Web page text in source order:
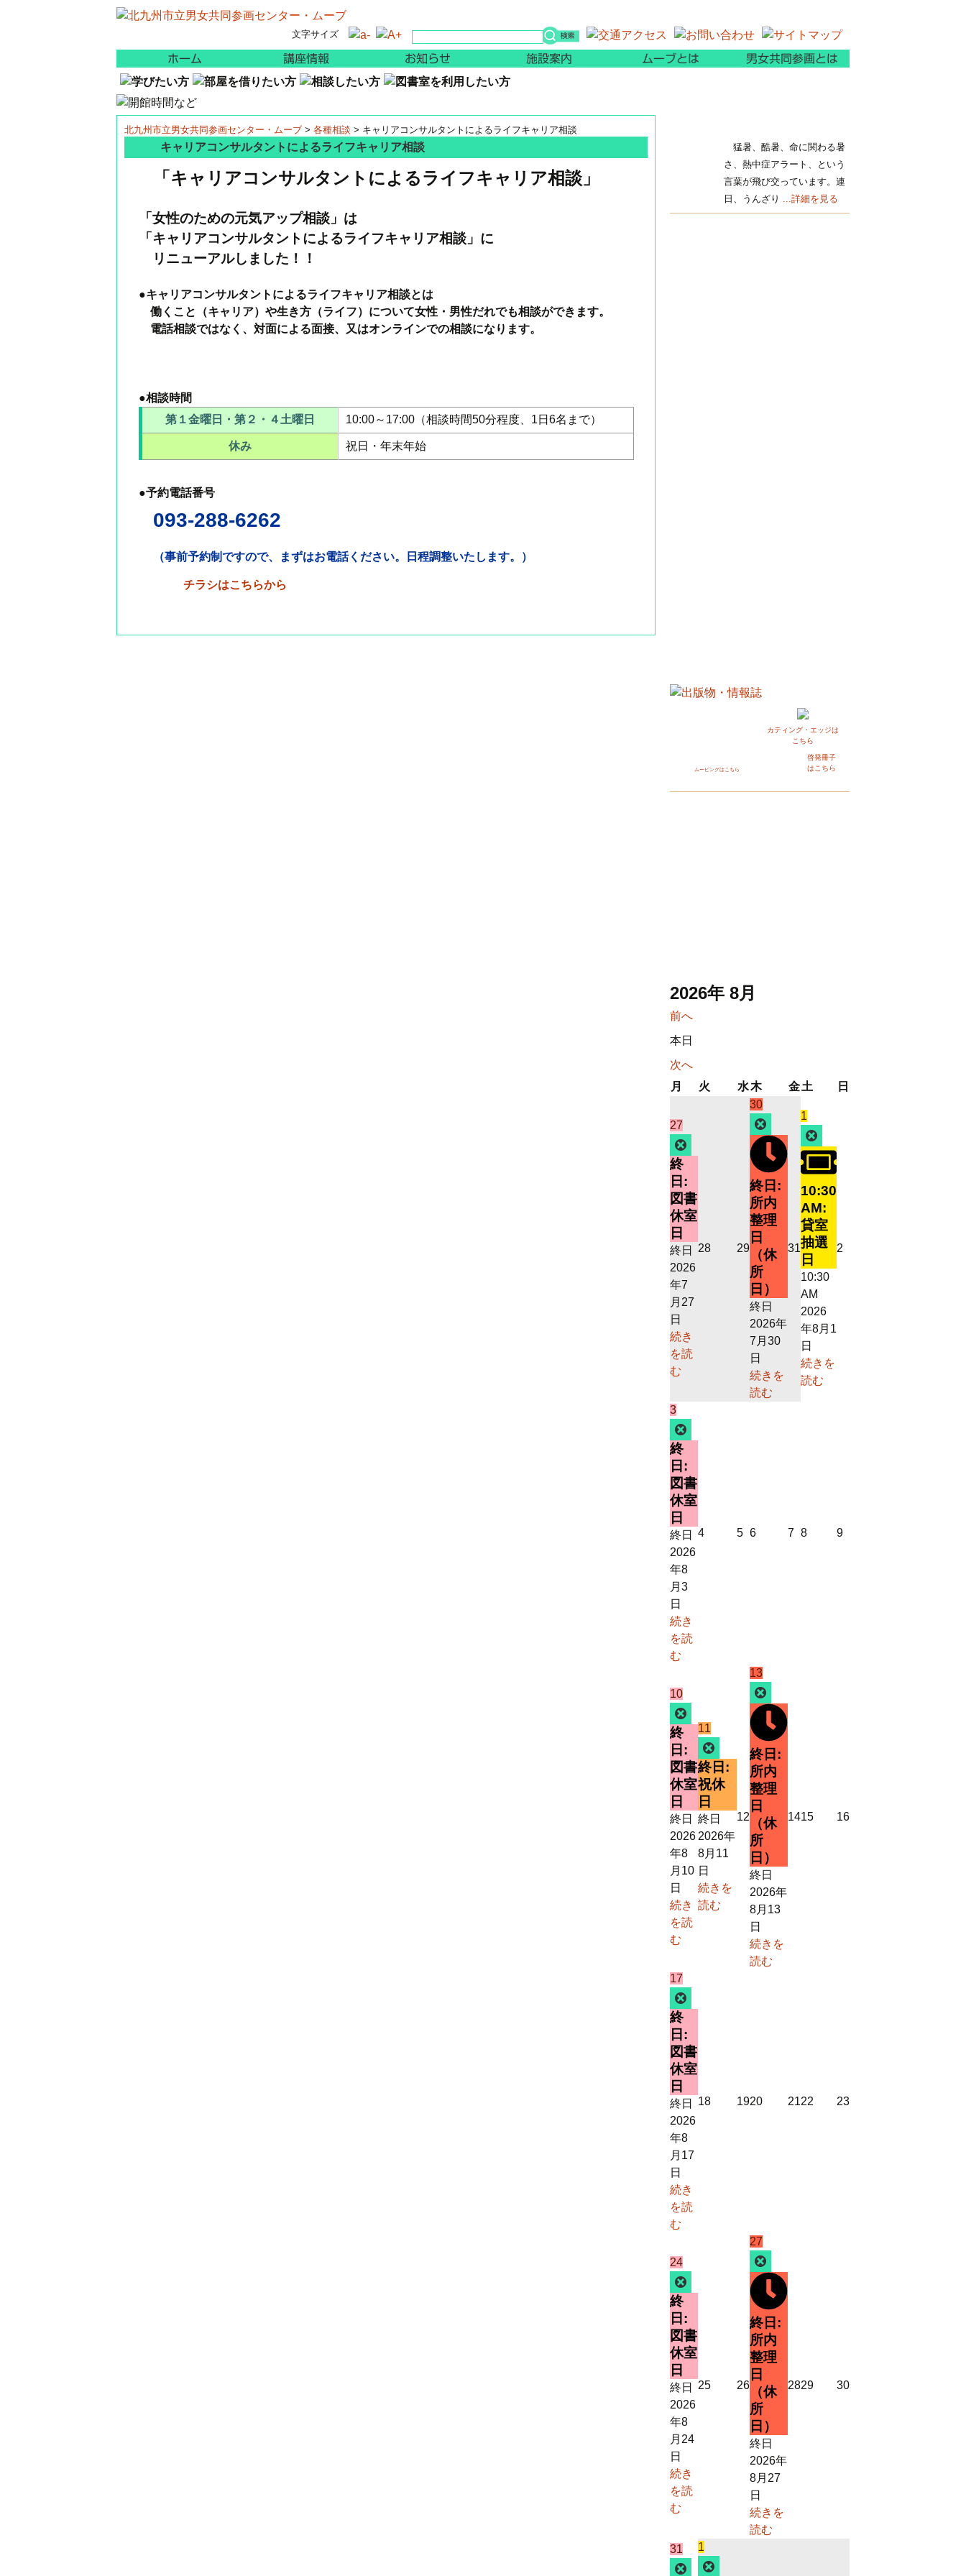
文字サイズ
ン
テ
ン
ツ
ス
講座・イベント案内 お知らせ 施設案内 ムーブについて
北九州市立男女共同参画センター・ムーブ > 各種相談 > キャリアコンサルタントによるライフキャリア相談
キャリアコンサルタントによるライフキャリア相談
「キャリアコンサルタントによるライフキャリア相談」
「女性のための元気アップ相談」は
「キャリアコンサルタントによるライフキャリア相談」に
リニューアルしました！！
●キャリアコンサルタントによるライフキャリア相談とは
働くこと（キャリア）や生き方（ライフ）について女性・男性だれでも相談ができます。
電話相談ではなく、対面による面接、又はオンラインでの相談になります。
●相談時間
第１金曜日・第２・４土曜日
10:00～17:00（相談時間50分程度、1日6名まで）
休み 祝日・年末年始
●予約電話番号
093-288-6262
（事前予約制ですので、まずはお電話ください。日程調整いたします。）
チラシはこちらから
猛暑、酷暑、命に関わる暑
さ、熱中症アラート、という
言葉が飛び交っています。連
日、うんざり ...詳細を見る
ムービングはこちら
カティング・エッジは
こちら
啓発冊子
はこちら
2026年 8月
前へ
本日
次へ
月
日
火 水水
曜
日
木木
曜
日
金金
日
土 日
27
年
7
月
27
日
件
の
イ
ベ
ン
終
日:
図書
休室
日
終日
2026
年7
月27
日
続き
を読
む
282026
292026
年
7
月
29
日
302026
年
7
月
30
日
(1
件
の
イ
ベ
ン
ト)
終日:
所内
整理
日
（休
所
日）
終日
2026年
7月30
日
続きを
読む
312026
年
7
月
31
日
1
年
8
月
1
日
件
の
イ
ベ
ン
ト)
10:30
AM:
貸室
抽選
日
10:30
AM
2026
年8月1
日
続きを
読む
2
32026
年
8
月
3
日
(1
件
の
イ
ベ
ン
ト)
終
日:
図書
休室
日
終日
2026
年8
月3
日
続き
を読
む
42026
52026
62026
7 2026
82026
92026
102026
年
8
月
10
日
(1
件
の
イ
ベ
ン
終
日:
図書
休室
日
終日
2026
年8
月10
日
続き
を読
む
11
年
8
月
日
件
の
イ
ン
ト)
終日:
祝休
日
終日
2026年
8月11
日
続きを
読む
12 2026
年
8
月
12
日
132026
年
8
月
13
日
(1
件
の
イ
ベ
ン
ト)
終日:
所内
整理
日
（休
所
日）
終日
2026年
8月13
日
続きを
読む
142026
152026162026
17
年
8
月
17
日
件
の
イ
ベ
ン
終
日:
図書
休室
日
終日
2026
年8
月17
日
続き
を読
む
182026
192026
202026 212026
22 2026232026
242026
年
8
月
24
日
(1
件
の
イ
ベ
ン
終
日:
図書
休室
日
終日
2026
年8
月24
日
続き
を読
む
252026
262026
年
8
月
26
日
27
年
8
月
27
日
件
の
イ
ベ
ン
ト)
終日:
所内
整理
日
（休
所
日）
終日
2026年
8月27
日
続きを
読む
282026
292026302026
31 2026
年
件 Close
1
年
件